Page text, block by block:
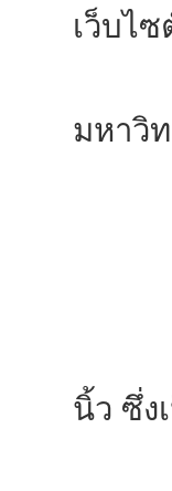
เว็บไ
ออน
มหาวิ
ให้
4.
4.1
นิ้ว ซึ่ง
ไม่เ